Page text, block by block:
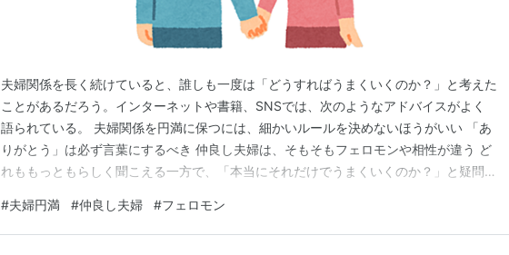
夫婦関係を長く続けていると、誰しも一度は「どうすればうまくいくのか？」と考えた
ことがあるだろう。インターネットや書籍、SNSでは、次のようなアドバイスがよく
語られている。 夫婦関係を円満に保つには、細かいルールを決めないほうがいい 「あ
りがとう」は必ず言葉にするべき 仲良し夫婦は、そもそもフェロモンや相性が違う ど
れももっともらしく聞こえる一方で、「本当にそれだけでうまくいくのか？」と疑問に
から整理し、本当に夫婦関係に有効なのかを検証していく。 夫婦関係に「ルールを決
めない」ほうが良いという考え方 1. なぜ「ルール…
#夫婦円満 #仲良し夫婦 #フェロモン